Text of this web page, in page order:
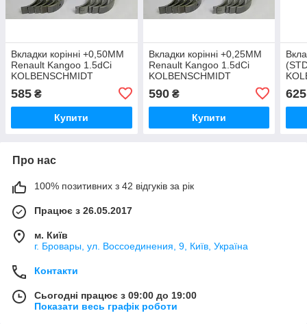
Вкладки корінні +0,50MM
Renault Kangoo 1.5dCi
KOLBENSCHMIDT
585 ₴
Купити
Вкладки корінні +0,25MM
Renault Kangoo 1.5dCi
KOLBENSCHMIDT
590₴
Купити
625
Про нас
100% позитивних з 42 відгуків за рік
Працює з 26.05.2017
м. Київ
г. Бровары, ул. Воссоединения, 9, Київ, Україна
Контакти
Сьогодні працює з 09:00 до 19:00
Показати весь графік роботи